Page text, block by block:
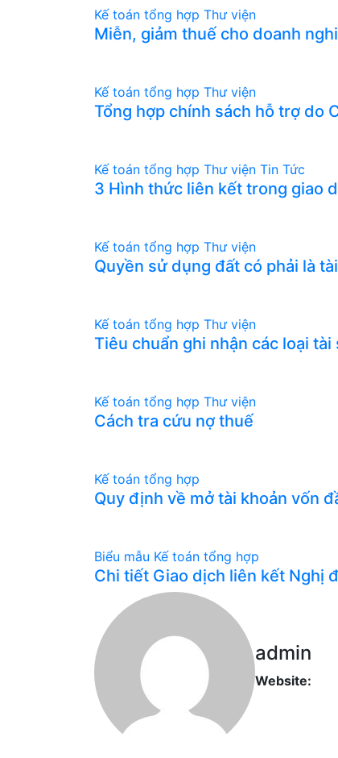
Kế toán tổng hợp Thư viện
Miễn, giảm thuế cho doanh
Kế toán tổng hợp Thư viện
Tổng hợp chính sách hỗ trợ do
Kế toán tổng hợp Thư viện Tin Tức
3 Hình thức liên kết trong giao
Kế toán tổng hợp Thư viện
Quyền sử dụng đất có phải là
Kế toán tổng hợp Thư viện
Tiêu chuẩn ghi nhận các loại
Kế toán tổng hợp Thư viện
Cách tra cứu nợ thuế
Kế toán tổng hợp
Quy định về mở tài khoản vốn
Biểu mẫu Kế toán tổng hợp
Chi tiết Giao dịch liên kết Nghị
admin
Website: